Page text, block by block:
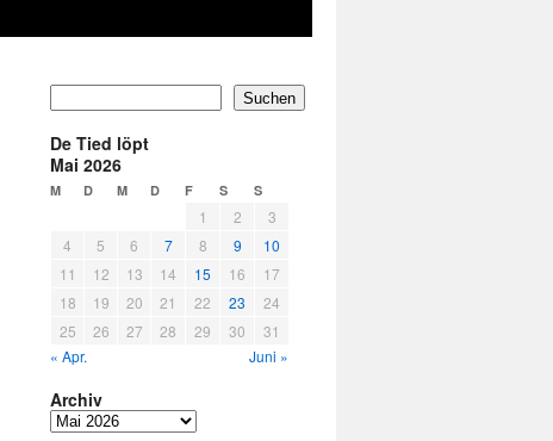
Suchen
De Tied löpt
Mai 2026
M D M D F S S
1 2
3
4
5 6 7 8 9
10
11
12 13 14 15 16
17
18
19 20 21 22 23
24
25
26 27 28 29 30
31
« Apr.
Juni »
Archiv
Archiv